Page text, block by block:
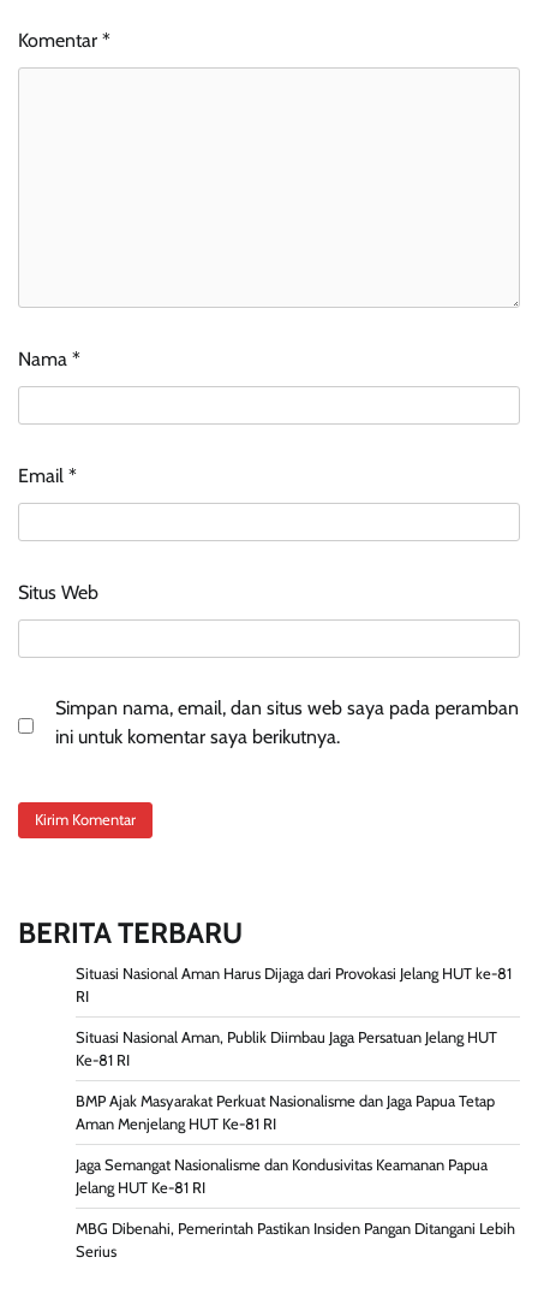
Komentar *
Nama *
Email *
Situs Web
Simpan nama, email, dan situs web saya pada peramban
ini untuk komentar saya berikutnya.
BERITA TERBARU
Situasi Nasional Aman Harus Dijaga dari Provokasi Jelang HUT ke-81
RI
Situasi Nasional Aman, Publik Diimbau Jaga Persatuan Jelang HUT
Ke-81 RI
BMP Ajak Masyarakat Perkuat Nasionalisme dan Jaga Papua Tetap
Aman Menjelang HUT Ke-81 RI
Jaga Semangat Nasionalisme dan Kondusivitas Keamanan Papua
Jelang HUT Ke-81 RI
MBG Dibenahi, Pemerintah Pastikan Insiden Pangan Ditangani Lebih
Serius